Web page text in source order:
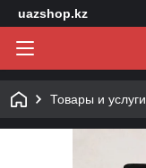
uazshop.kz
Товары и услуги